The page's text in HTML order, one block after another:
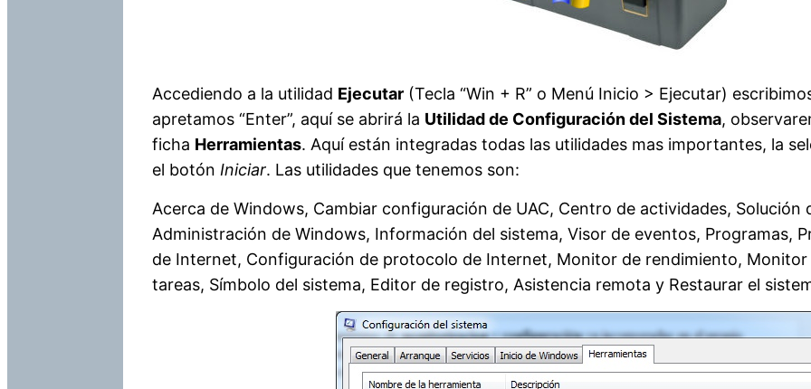
Accediendo a la utilidad Ejecutar (Tecla “Win + R” o Menú Inicio > Ejecutar)
apretamos “Enter”, aquí se abrirá la Utilidad de Configuración del Sistema,
ficha Herramientas. Aquí están integradas todas las utilidades mas importantes, la
el botón Iniciar. Las utilidades que tenemos son:
Acerca de Windows, Cambiar configuración de UAC, Centro de actividades, Solución
Administración de Windows, Información del sistema, Visor de eventos, Programas,
de Internet, Configuración de protocolo de Internet, Monitor de rendimiento,
tareas, Símbolo del sistema, Editor de registro, Asistencia remota y Restaurar el